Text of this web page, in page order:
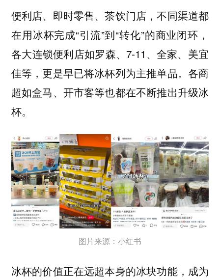
便利店、即时零售、茶饮门店，不同渠道都
在用冰杯完成“引流”到“转化”的商业闭环，
各大连锁便利店如罗森、7-11、全家、美宜
佳等，更是早已将冰杯列为主推单品。各商
超如盒马、开市客等也都在不断推出升级冰
杯。
图片来源：小红书
冰杯的价值正在远超本身的冰块功能，成为